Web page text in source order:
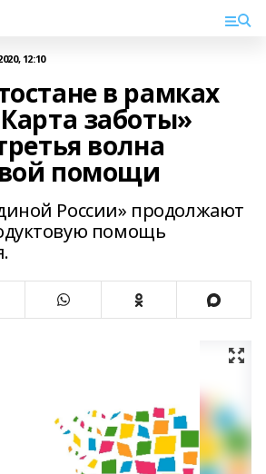
12:10
в рамках
заботы»
волна
помощи
России» продолжают
помощь